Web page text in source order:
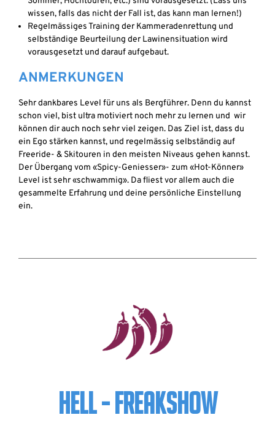
wissen, falls das nicht der Fall ist, das kann man lernen!)
Regelmässiges Training der Kammeradenrettung und
selbständige Beurteilung der Lawinensituation wird
vorausgesetzt und darauf aufgebaut.
ANMERKUNGEN
Sehr dankbares Level für uns als Bergführer. Denn du kannst
schon viel, bist ultra motiviert noch mehr zu lernen und wir
können dir auch noch sehr viel zeigen. Das Ziel ist, dass du
ein Ego stärken kannst, und regelmässig selbständig auf
Freeride- & Skitouren in den meisten Niveaus gehen kannst.
Der Übergang vom «Spicy-Geniesser»- zum «Hot-Könner»
Level ist sehr «schwammig». Da fliest vor allem auch die
gesammelte Erfahrung und deine persönliche Einstellung
ein.
HELL - FREAKSHOW